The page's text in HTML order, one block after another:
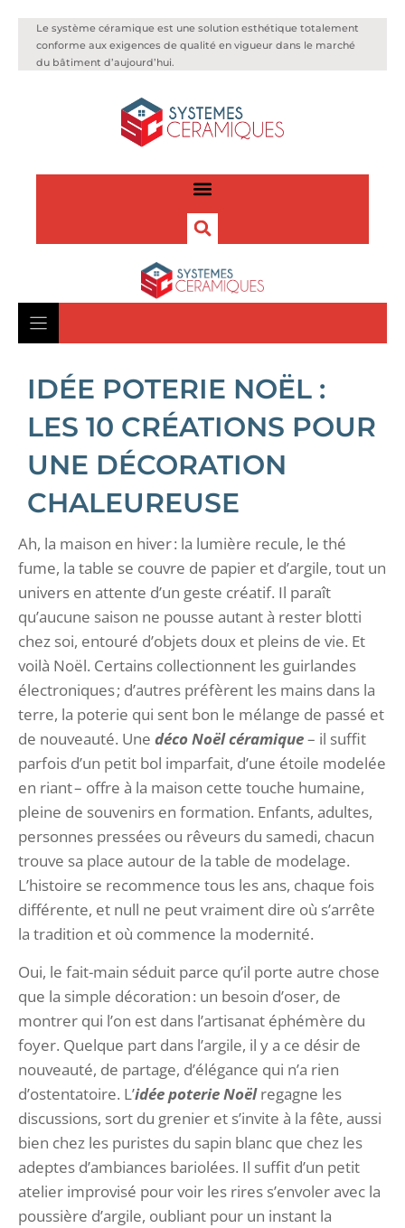
Le système céramique est une solution esthétique totalement
conforme aux exigences de qualité en vigueur dans le marché
du bâtiment d’aujourd’hui.
IDÉE POTERIE NOËL :
LES 10 CRÉATIONS POUR
UNE DÉCORATION
CHALEUREUSE
Ah, la maison en hiver : la lumière recule, le thé
fume, la table se couvre de papier et d’argile, tout un
univers en attente d’un geste créatif. Il paraît
qu’aucune saison ne pousse autant à rester blotti
chez soi, entouré d’objets doux et pleins de vie. Et
voilà Noël. Certains collectionnent les guirlandes
électroniques ; d’autres préfèrent les mains dans la
terre, la poterie qui sent bon le mélange de passé et
de nouveauté. Une déco Noël céramique– il suffit
parfois d’un petit bol imparfait, d’une étoile modelée
en riant – offre à la maison cette touche humaine,
pleine de souvenirs en formation. Enfants, adultes,
personnes pressées ou rêveurs du samedi, chacun
trouve sa place autour de la table de modelage.
L’histoire se recommence tous les ans, chaque fois
différente, et null ne peut vraiment dire où s’arrête
la tradition et où commence la modernité.
Oui, le fait-main séduit parce qu’il porte autre chose
que la simple décoration : un besoin d’oser, de
montrer qui l’on est dans l’artisanat éphémère du
foyer. Quelque part dans l’argile, il y a ce désir de
nouveauté, de partage, d’élégance qui n’a rien
d’ostentatoire. L’idée poterie Noëlregagne les
discussions, sort du grenier et s’invite à la fête, aussi
bien chez les puristes du sapin blanc que chez les
adeptes d’ambiances bariolées. Il suffit d’un petit
atelier improvisé pour voir les rires s’envoler avec la
poussière d’argile, oubliant pour un instant la